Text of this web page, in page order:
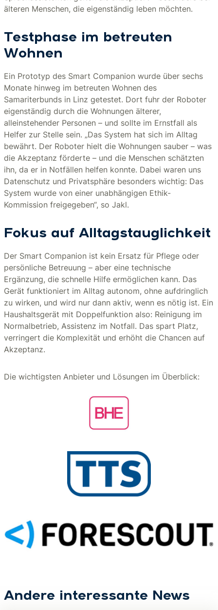
älteren Menschen, die eigenständig leben möchten.
Testphase im betreuten
Wohnen
Ein Prototyp des Smart Companion wurde über sechs
Monate hinweg im betreuten Wohnen des
Samariterbunds in Linz getestet. Dort fuhr der Roboter
eigenständig durch die Wohnungen älterer,
alleinstehender Personen – und sollte im Ernstfall als
Helfer zur Stelle sein. „Das System hat sich im Alltag
bewährt. Der Roboter hielt die Wohnungen sauber – was
die Akzeptanz förderte – und die Menschen schätzten
ihn, da er in Notfällen helfen konnte. Dabei waren uns
Datenschutz und Privatsphäre besonders wichtig: Das
System wurde von einer unabhängigen Ethik-
Kommission freigegeben“, so Jakl.
Fokus auf Alltagstauglichkeit
Der Smart Companion ist kein Ersatz für Pflege oder
persönliche Betreuung – aber eine technische
Ergänzung, die schnelle Hilfe ermöglichen kann. Das
Gerät funktioniert im Alltag autonom, ohne aufdringlich
zu wirken, und wird nur dann aktiv, wenn es nötig ist. Ein
Haushaltsgerät mit Doppelfunktion also: Reinigung im
Normalbetrieb, Assistenz im Notfall. Das spart Platz,
verringert die Komplexität und erhöht die Chancen auf
Akzeptanz.
Die wichtigsten Anbieter und Lösungen im Überblick:
Andere interessante News